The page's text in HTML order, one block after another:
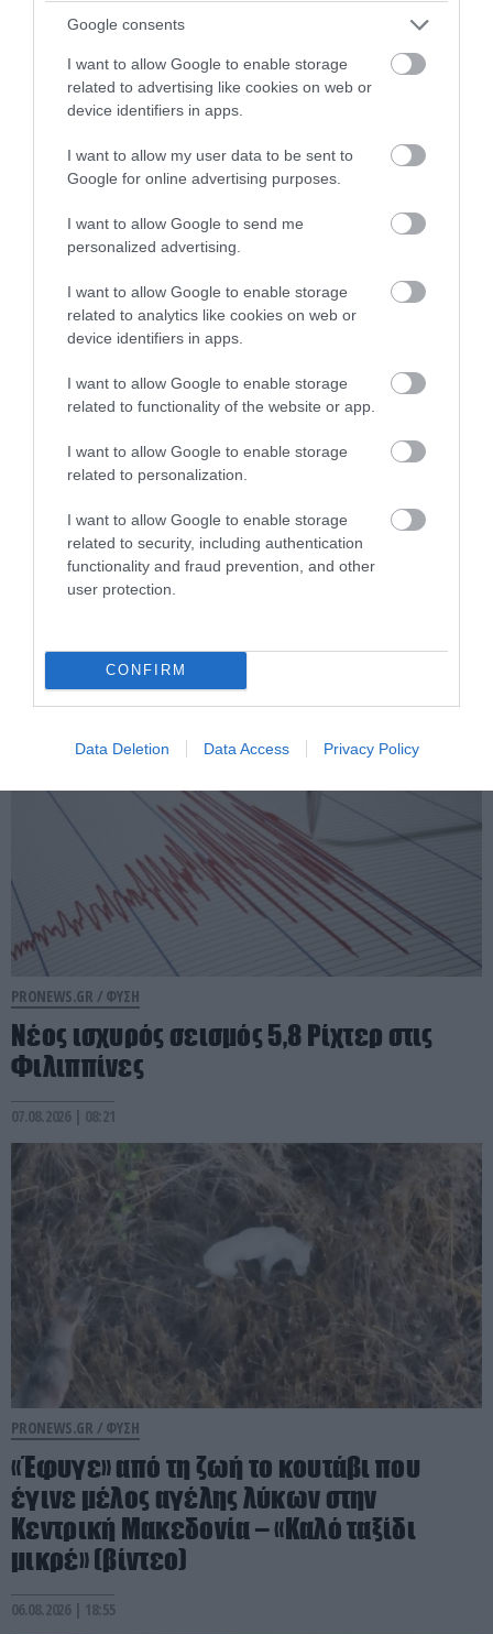
Google consents
I want to allow Google to enable storage
related to advertising like cookies on web or
device identifiers in apps.
I want to allow my user data to be sent to
Google for online advertising purposes.
I want to allow Google to send me
personalized advertising.
I want to allow Google to enable storage
related to analytics like cookies on web or
device identifiers in apps.
I want to allow Google to enable storage
related to functionality of the website or app.
I want to allow Google to enable storage
related to personalization.
I want to allow Google to enable storage
related to security, including authentication
functionality and fraud prevention, and other
user protection.
CONFIRM
Data Deletion Data Access Privacy Policy
PRONEWS.GR /ΦΥΣΗ
Τα πουλιά που μπορούν να μιμηθούν
σχεδόν οποιονδήποτε ήχο ακούσουν
07.08.2026 | 09:57
PRONEWS.GR /ΦΥΣΗ
Έβερεστ: Τα ευρήματα που δείχνουν ότι
κάποτε βρισκόταν στον βυθό της
07.08.2026 | 09:47
PRONEWS.GR / ΦΥΣΗ
Νέος ισχυρός σεισμός 5,8 Ρίχτερ στις
Φιλιππίνες
07.08.2026 | 08:21
PRONEWS.GR / ΦΥΣΗ
«Έφυγε» από τη ζωή το κουτάβι που
έγινε μέλος αγέλης λύκων στην
Κεντρική Μακεδονία – «Καλό ταξίδι
μικρέ» (βίντεο)
06.08.2026 | 18:55